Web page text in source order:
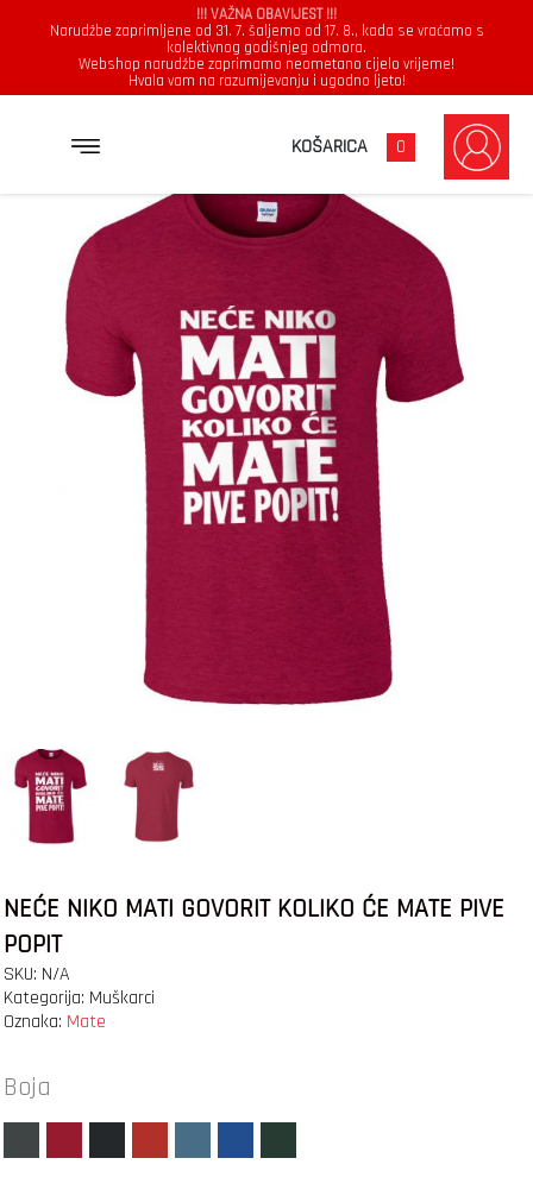
!!! VAŽNA OBAVIJEST !!!
Narudžbe zaprimljene od 31. 7. šaljemo od 17. 8., kada se vraćamo s
kolektivnog godišnjeg odmora.
Webshop narudžbe zaprimamo neometano cijelo vrijeme!
Hvala vam na razumijevanju i ugodno ljeto!
KOŠARICA 0
NEĆE NIKO MATI GOVORIT KOLIKO ĆE MATE PIVE POPIT
NEĆE NIKO MATI GOVORIT KOLIKO ĆE MATE PIVE
POPIT
SKU: N/A
Kategorija: Muškarci
Oznaka: Mate
Boja